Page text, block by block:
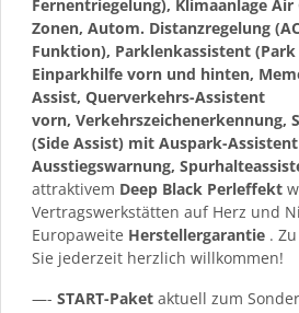
Fernentriegelung), Klimaanlage Air
Zonen, Autom. Distanzregelung
Funktion), Parklenkassistent
Einparkhilfe vorn und hinten,
Assist, Querverkehrs-Assistent
vorn, Verkehrszeichenerkennung,
(Side Assist) mit Auspark-
Ausstiegswarnung,
attraktivem Deep Black Perleffekt
Vertragswerkstätten auf Herz und
Europaweite Herstellergarantie .
Sie jederzeit herzlich willkommen!
—- START-Paket aktuell zum